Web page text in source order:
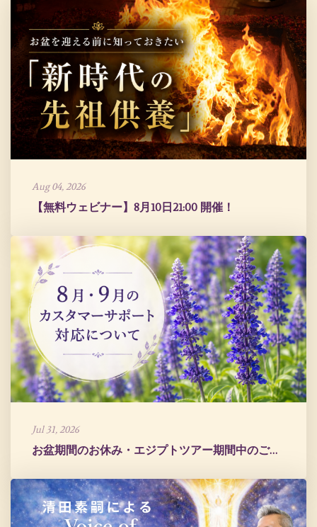
Aug 04, 2026
【無料ウェビナー】8月10日21:00 開催！
Jul 31, 2026
お盆期間のお休み・エジプトツアー期間中のご案内